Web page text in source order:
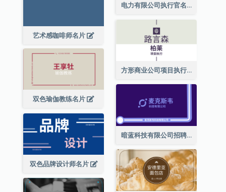
艺术感咖啡师名片
电力有限公司执行官名片
方形商业公司项目执行总监名片
双色瑜伽教练名片
暗蓝科技有限公司招聘经理名片
双色品牌设计师名片